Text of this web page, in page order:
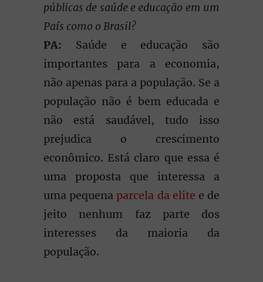
públicas de saúde e educação em um
País como o Brasil?
PA: Saúde e educação são
importantes para a economia,
não apenas para a população. Se a
população não é bem educada e
não está saudável, tudo isso
prejudica o crescimento
econômico. Está claro que essa é
uma proposta que interessa a
uma pequena parcela da elite e de
jeito nenhum faz parte dos
interesses da maioria da
população.